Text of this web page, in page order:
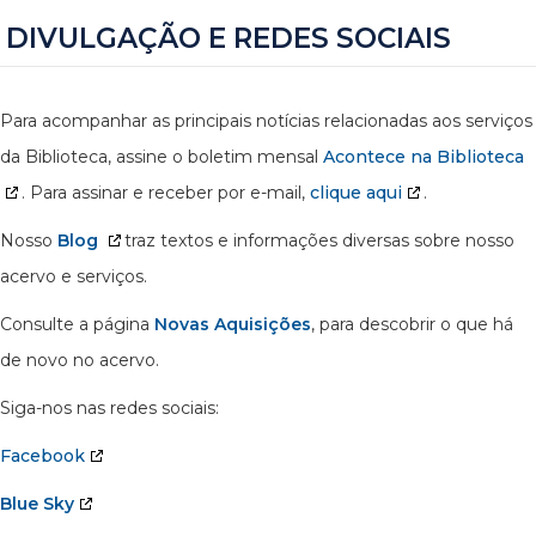
DIVULGAÇÃO E REDES SOCIAIS
Para acompanhar as principais notícias relacionadas aos serviços
da Biblioteca, assine o boletim mensal Acontece na Biblioteca
. Para assinar e receber por e-mail, clique aqui .
Nosso Blog
traz textos e informações diversas sobre nosso
acervo e serviços.
Consulte a página Novas Aquisições, para descobrir o que há
de novo no acervo.
Siga-nos nas redes sociais:
Facebook
Blue Sky